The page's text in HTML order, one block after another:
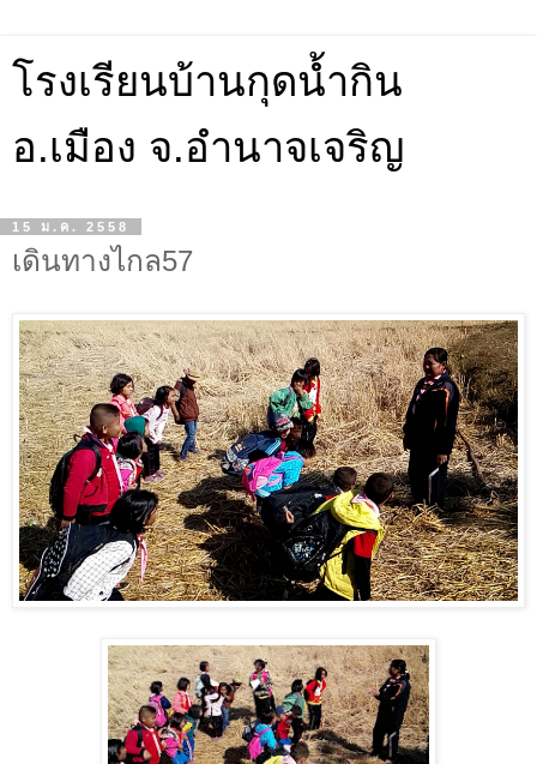
โรงเรียนบ้านกุดน้ำกิน
อ.เมือง จ.อำนาจเจริญ
15 ม.ค. 2558
เดินทางไกล57